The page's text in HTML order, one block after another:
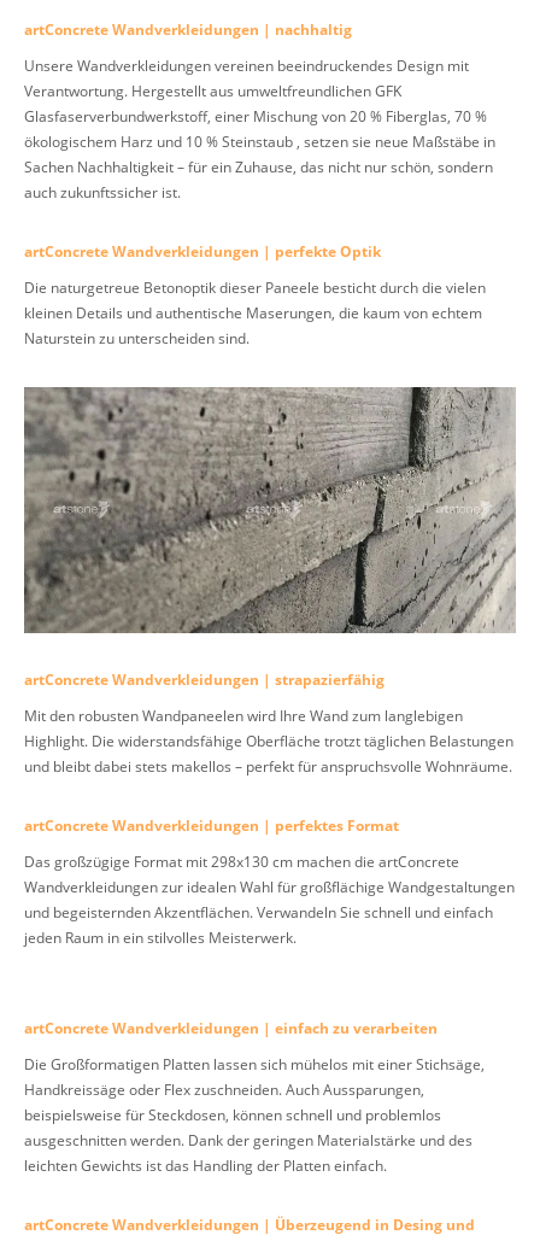
artConcrete Wandverkleidungen | nachhaltig
Unsere Wandverkleidungen vereinen beeindruckendes Design mit
Verantwortung. Hergestellt aus umweltfreundlichen GFK
Glasfaserverbundwerkstoff, einer Mischung von 20 % Fiberglas, 70 %
ökologischem Harz und 10 % Steinstaub , setzen sie neue Maßstäbe in
Sachen Nachhaltigkeit – für ein Zuhause, das nicht nur schön, sondern
auch zukunftssicher ist.
artConcrete Wandverkleidungen | perfekte Optik
Die naturgetreue Betonoptik dieser Paneele besticht durch die vielen
kleinen Details und authentische Maserungen, die kaum von echtem
Naturstein zu unterscheiden sind.
artConcrete Wandverkleidungen | strapazierfähig
Mit den robusten Wandpaneelen wird Ihre Wand zum langlebigen
Highlight. Die widerstandsfähige Oberfläche trotzt täglichen Belastungen
und bleibt dabei stets makellos – perfekt für anspruchsvolle Wohnräume.
artConcrete Wandverkleidungen | perfektes Format
Das großzügige Format mit 298x130 cm machen die artConcrete
Wandverkleidungen zur idealen Wahl für großflächige Wandgestaltungen
und begeisternden Akzentflächen. Verwandeln Sie schnell und einfach
jeden Raum in ein stilvolles Meisterwerk.
artConcrete Wandverkleidungen | einfach zu verarbeiten
Die Großformatigen Platten lassen sich mühelos mit einer Stichsäge,
Handkreissäge oder Flex zuschneiden. Auch Aussparungen,
beispielsweise für Steckdosen, können schnell und problemlos
ausgeschnitten werden. Dank der geringen Materialstärke und des
leichten Gewichts ist das Handling der Platten einfach.
artConcrete Wandverkleidungen | Überzeugend in Desing und